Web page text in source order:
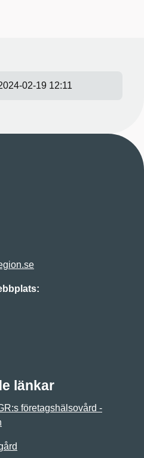
02-19 12:11
länkar
företagshälsovård -